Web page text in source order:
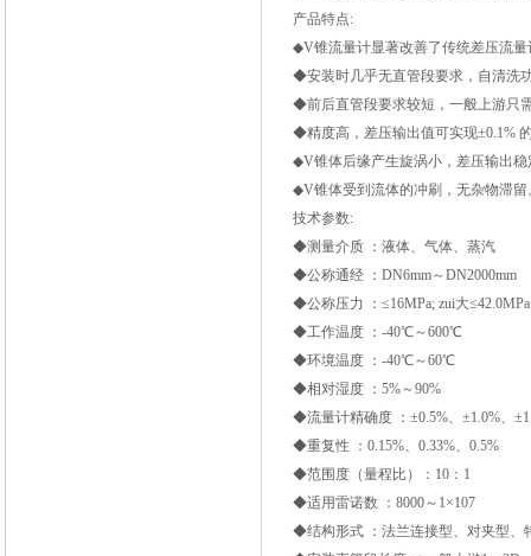
产品特点:
◆V锥流量计显著改善了传统差压流
◆安装时几乎无直管段要求，自清洗
◆前后直管段要求较短，一般上游只
◆精度高，差压输出值可实现±0.1%
◆V锥体后缘产生旋涡小，差压输出稳
◆V锥体受到流体的冲刷，无杂物滞留
技术参数:
◆测量介质 ：液体、气体、蒸汽
◆公称通经 ：DN6mm～DN2000mm
◆公称压力 ：≤16MPa; zui大≤42.0MPa
◆工作温度 ：-40℃～600℃
◆环境温度 ：-40℃～60℃
◆相对湿度 ：5%～90%
◆流量计精确度 ：±0.5%、±1.0%、
◆重复性 ：0.15%、0.33%、0.5%
◆范围度（量程比）：10：1
◆适用雷诺数 ：8000～1×107
◆结构形式 ：法兰连接型、对夹型、